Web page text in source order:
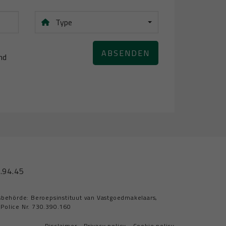
Type
ABSENDEN
Beroepsinstituut van Vastgoedmakelaars,
Nr. 730.390.160